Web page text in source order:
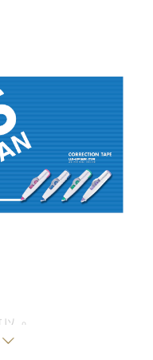
。
度傾斜修正帶也能